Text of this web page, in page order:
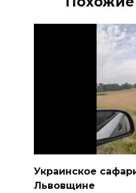
Украинское
Львовщине